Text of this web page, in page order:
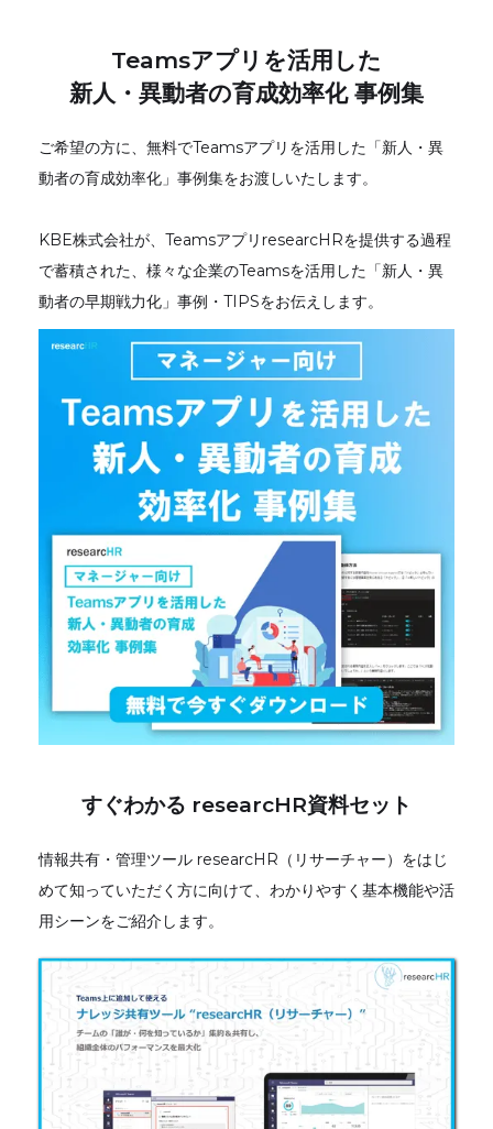
Teamsアプリを活用した
新人・異動者の育成効率化 事例集
ご希望の方に、無料でTeamsアプリを活用した「新人・異
動者の育成効率化」事例集をお渡しいたします。
KBE株式会社が、TeamsアプリresearcHRを提供する過程
で蓄積された、様々な企業のTeamsを活用した「新人・異
動者の早期戦力化」事例・TIPSをお伝えします。
すぐわかる researcHR資料セット
情報共有・管理ツール researcHR（リサーチャー）をはじ
めて知っていただく方に向けて、わかりやすく基本機能や活
用シーンをご紹介します。